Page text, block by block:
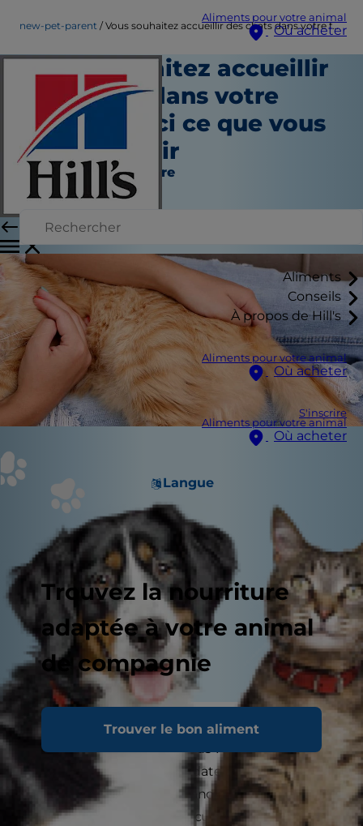
Aliments pour votre animal
Où acheter
Aliments
Conseils
À propos de Hill's
Aliments pour votre animal
Où acheter
S'inscrire
Aliments pour votre animal
Où acheter
Langue
Trouvez la nourriture
adaptée à votre animal
de compagnie
Trouver le bon aliment
new-pet-parent Vous souhaitez accueillir des chats dans votre foyer&nbsp;? Voici ce que vous devez savoir
Vous souhaitez accueillir
des chats dans votre
foyer ? Voici ce que vous
devez savoir
Nouveau propriétaire
Kara Murphy
Septembre 06, 2018
Vous souhaitez savoir comment accueillir un
chat ou un chaton chez vous ? Fiona Branton,
mère adoptive de longue date de nombreux
chats, vous encourage à franchir le pas. Elle a
commencé en 2006 en accueillant chez elle une